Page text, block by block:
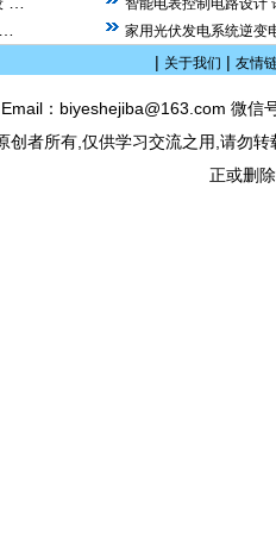
智能电表控制电路设计
家用光伏发电系统逆变
| 关于我们 | 友情
Email：biyeshejiba@163.com 微
创者所有,仅供学习交流之用,请勿
正或删